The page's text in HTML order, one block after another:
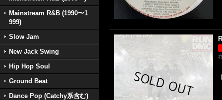
Mainstream R&B (1990〜1
999)
Slow Jam
New Jack Swing
Hip Hop Soul
Ground Beat
Dance Pop (Catchy系含む)